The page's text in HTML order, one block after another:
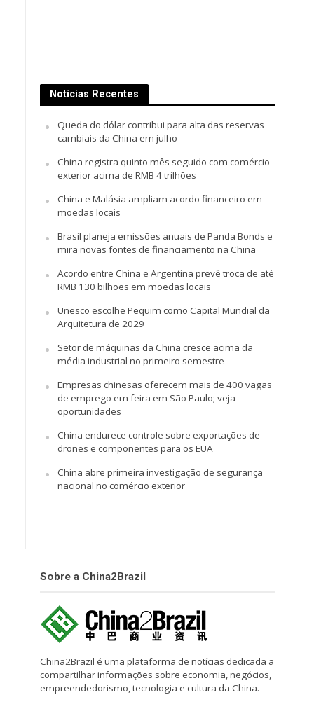
Notícias Recentes
Queda do dólar contribui para alta das reservas
cambiais da China em julho
China registra quinto mês seguido com comércio
exterior acima de RMB 4 trilhões
China e Malásia ampliam acordo financeiro em
moedas locais
Brasil planeja emissões anuais de Panda Bonds e
mira novas fontes de financiamento na China
Acordo entre China e Argentina prevê troca de até
RMB 130 bilhões em moedas locais
Unesco escolhe Pequim como Capital Mundial da
Arquitetura de 2029
Setor de máquinas da China cresce acima da
média industrial no primeiro semestre
Empresas chinesas oferecem mais de 400 vagas
de emprego em feira em São Paulo; veja
oportunidades
China endurece controle sobre exportações de
drones e componentes para os EUA
China abre primeira investigação de segurança
nacional no comércio exterior
Sobre a China2Brazil
China2Brazil é uma plataforma de notícias dedicada a
compartilhar informações sobre economia, negócios,
empreendedorismo, tecnologia e cultura da China.